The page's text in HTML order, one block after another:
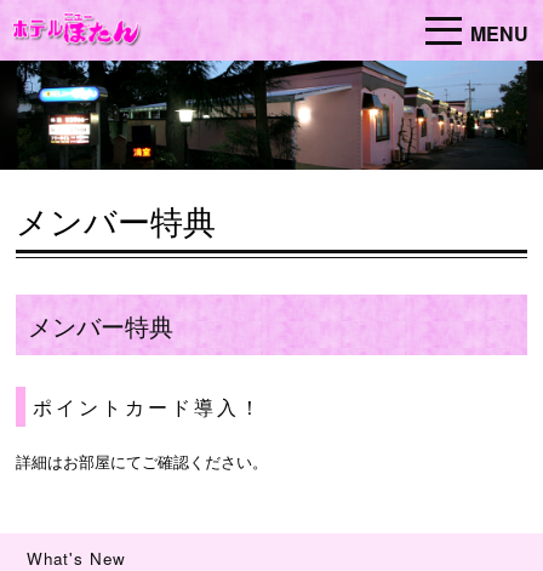
MENU
メンバー特典
メンバー特典
ポイントカード導入！
詳細はお部屋にてご確認ください。
What's New